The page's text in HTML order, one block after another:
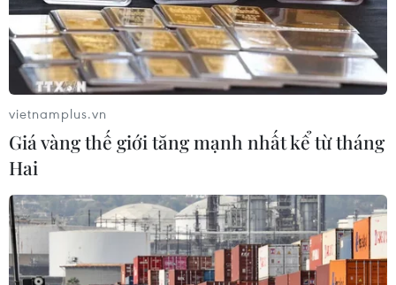
vietnamplus.vn
Giá vàng thế giới tăng mạnh nhất kể từ tháng
Hai